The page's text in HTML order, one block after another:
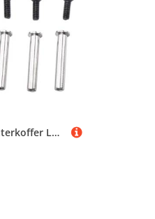
BONKZEBU Computerkoffer Lüfterschrauben Farbe Anodized Edelstahl CPU Lüftermontage -Schrauben Kit mit Aluminium Unterlegscheiben für PC -Kühllüfter Gamer Professionals (Schwarz)